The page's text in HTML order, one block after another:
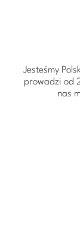
Jesteśmy
prowadzi od
nas